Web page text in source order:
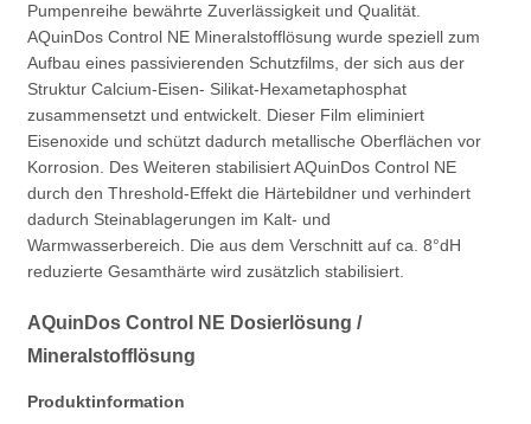
Pumpenreihe bewährte Zuverlässigkeit und Qualität.
AQuinDos Control NE Mineralstofflösung wurde speziell zum
Aufbau eines passivierenden Schutzfilms, der sich aus der
Struktur Calcium-Eisen- Silikat-Hexametaphosphat
zusammensetzt und entwickelt. Dieser Film eliminiert
Eisenoxide und schützt dadurch metallische Oberflächen vor
Korrosion. Des Weiteren stabilisiert AQuinDos Control NE
durch den Threshold-Effekt die Härtebildner und verhindert
dadurch Steinablagerungen im Kalt- und
Warmwasserbereich. Die aus dem Verschnitt auf ca. 8°dH
reduzierte Gesamthärte wird zusätzlich stabilisiert.
AQuinDos Control NE Dosierlösung /
Mineralstofflösung
Produktinformation